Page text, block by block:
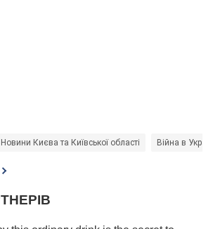
Новини Києва та Київської області Війна в